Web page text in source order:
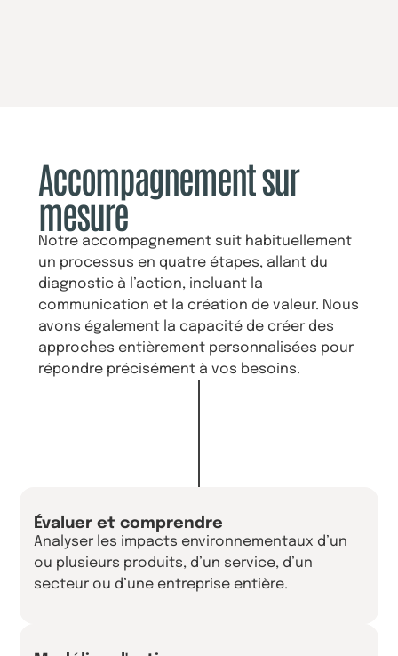
Accompagnement sur
mesure
Notre accompagnement suit habituellement
un processus en quatre étapes, allant du
diagnostic à l’action, incluant la
communication et la création de valeur. Nous
avons également la capacité de créer des
approches entièrement personnalisées pour
répondre précisément à vos besoins.
Évaluer et comprendre
Analyser les impacts environnementaux d’un
ou plusieurs produits, d’un service, d’un
secteur ou d’une entreprise entière.